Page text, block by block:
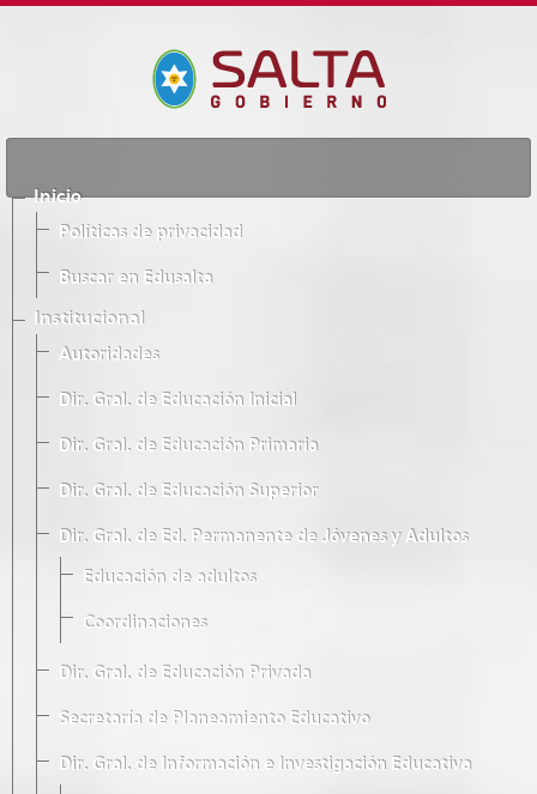
Inicio
Políticas de privacidad
Buscar en Edusalta
Institucional
Autoridades
Dir. Gral. de Educación Inicial
Dir. Gral. de Educación Primaria
Dir. Gral. de Educación Superior
Dir. Gral. de Ed. Permanente de Jóvenes y Adultos
Educación de adultos
Coordinaciones
Dir. Gral. de Educación Privada
Secretaría de Planeamiento Educativo
Dir. Gral. de Información e Investigación Educativa